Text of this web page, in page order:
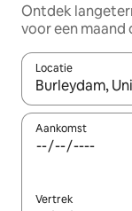
Ontdek
voor een maand
Locatie
Wanneer er
Aankomst
Vertrek